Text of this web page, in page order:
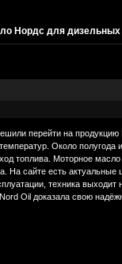
Нордс для дизельных
перейти на продукцию
Около полугода
топлива. Моторное
На сайте есть
техника
Oil доказала свою